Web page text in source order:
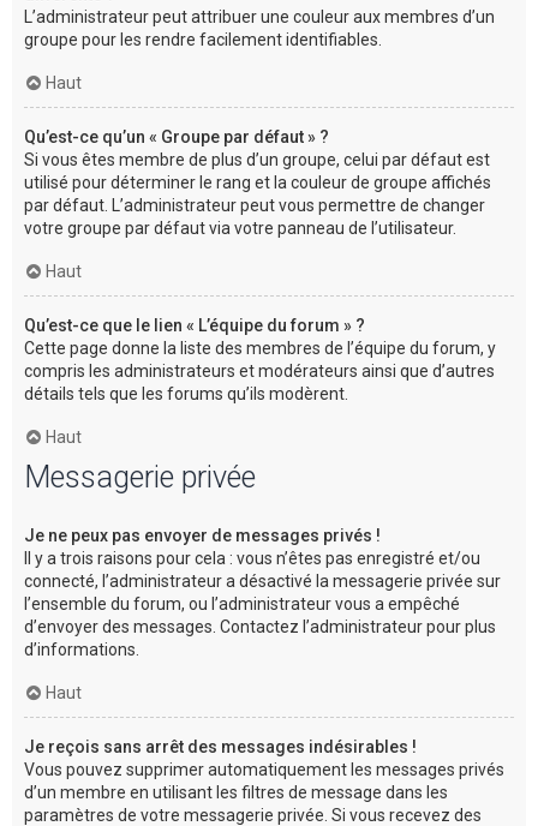
L’administrateur peut attribuer une couleur aux membres d’un
groupe pour les rendre facilement identifiables.
Haut
Qu’est-ce qu’un « Groupe par défaut » ?
Si vous êtes membre de plus d’un groupe, celui par défaut est
utilisé pour déterminer le rang et la couleur de groupe affichés
par défaut. L’administrateur peut vous permettre de changer
votre groupe par défaut via votre panneau de l’utilisateur.
Haut
Qu’est-ce que le lien « L’équipe du forum » ?
Cette page donne la liste des membres de l’équipe du forum, y
compris les administrateurs et modérateurs ainsi que d’autres
détails tels que les forums qu’ils modèrent.
Haut
Messagerie privée
Je ne peux pas envoyer de messages privés !
Il y a trois raisons pour cela : vous n’êtes pas enregistré et/ou
connecté, l’administrateur a désactivé la messagerie privée sur
l’ensemble du forum, ou l’administrateur vous a empêché
d’envoyer des messages. Contactez l’administrateur pour plus
d’informations.
Haut
Je reçois sans arrêt des messages indésirables !
Vous pouvez supprimer automatiquement les messages privés
d’un membre en utilisant les filtres de message dans les
paramètres de votre messagerie privée. Si vous recevez des